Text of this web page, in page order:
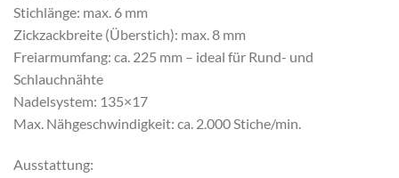
Stichlänge: max. 6 mm
Zickzackbreite (Überstich): max. 8 mm
Freiarmumfang: ca. 225 mm – ideal für Rund- und
Schlauchnähte
Nadelsystem: 135×17
Max. Nähgeschwindigkeit: ca. 2.000 Stiche/min.
Ausstattung: